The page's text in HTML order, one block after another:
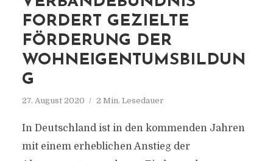
FORDERT GEZIELTE
FÖRDERUNG DER
WOHNEIGENTUMSBILDUN
G
27. August 2020 2 Min. Lesedauer
In Deutschland ist in den kommenden Jahren
mit einem erheblichen Anstieg der